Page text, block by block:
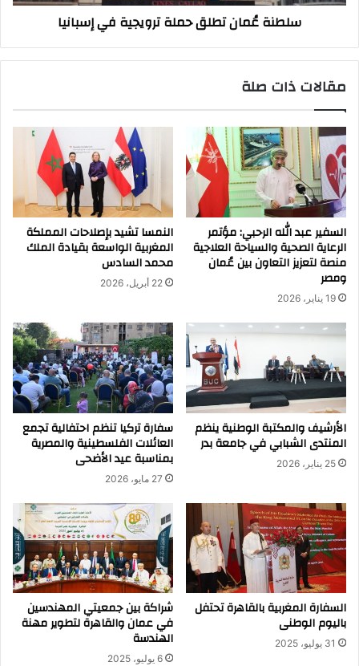
سلطنة عُمان تطلق حملة ترويجية في إسبانيا
مقالات ذات صلة
السفير عبد الله الرحبي: مؤتمر
الرعاية الصحية والسياحة العلاجية
منصة لتعزيز التعاون بين عُمان
ومصر
19 يناير، 2026
النمسا تشيد بإصلاحات المملكة
المغربية الواسعة بقيادة الملك
محمد السادس
22 أبريل، 2026
الأرشيف والمكتبة الوطنية ينظم
المنتدى الشبابي في جامعة بدر
25 يناير، 2026
سفارة تركيا تنظم احتفالية تجمع
العائلات الفلسطينية والمصرية
بمناسبة عيد الأضحى
27 مايو، 2026
السفارة المغربية بالقاهرة تحتفل
باليوم الوطنى
31 يوليو، 2025
شراكة بين جمعيتي المهندسين
في عمان والقاهرة لتطوير مهنة
الهندسة
6 يوليو، 2025